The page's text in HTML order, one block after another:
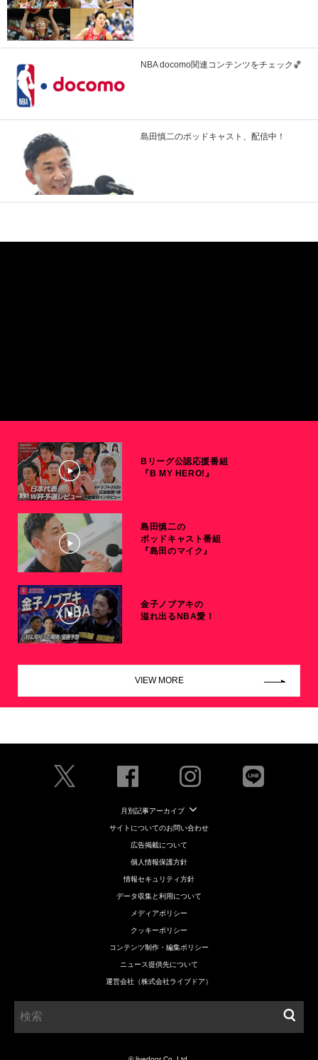
NBA docomo関連コンテンツをチェック🏀
島田慎二のポッドキャスト、配信中！
Bリーグ公認応援番組
『B MY HERO!』
島田慎二の
ポッドキャスト番組
『島田のマイク』
金子ノブアキの
溢れ出るNBA愛！
VIEW MORE
月別記事アーカイブ
サイトについてのお問い合わせ
広告掲載について
個人情報保護方針
情報セキュリティ方針
データ収集と利用について
メディアポリシー
クッキーポリシー
コンテンツ制作・編集ポリシー
ニュース提供先について
運営会社（株式会社ライブドア）